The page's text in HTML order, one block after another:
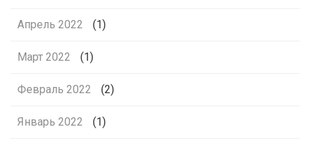
Апрель 2022 (1)
Март 2022 (1)
Февраль 2022 (2)
Январь 2022 (1)